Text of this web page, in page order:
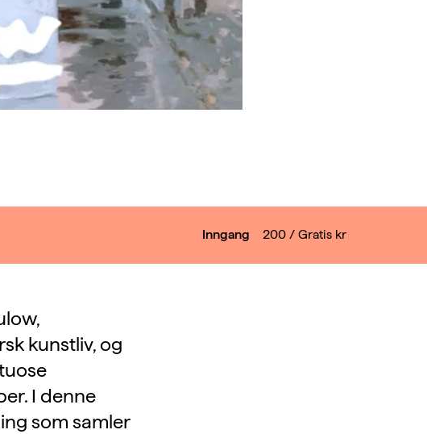
Inngang 200 / Gratis kr
kunstliv, og
I denne
som samler